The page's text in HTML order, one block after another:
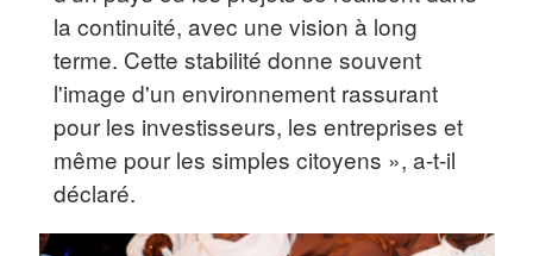
la continuité, avec une vision à long
terme. Cette stabilité donne souvent
l'image d'un environnement rassurant
pour les investisseurs, les entreprises et
même pour les simples citoyens », a-t-il
déclaré.